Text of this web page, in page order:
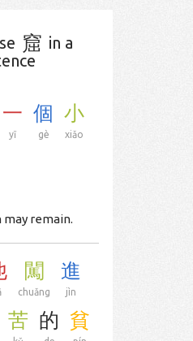
窟 in a
一
yī
個
gè
小
xiǎo
may remain.
闖
chuǎng
進
jìn
苦 的 貧